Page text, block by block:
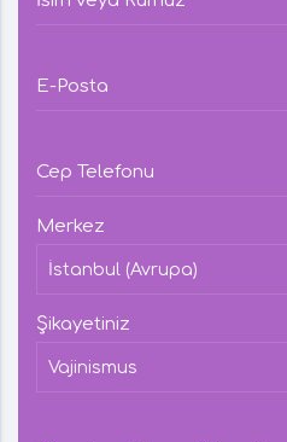
E-Posta
Cep Telefonu
Merkez
Şikayetiniz